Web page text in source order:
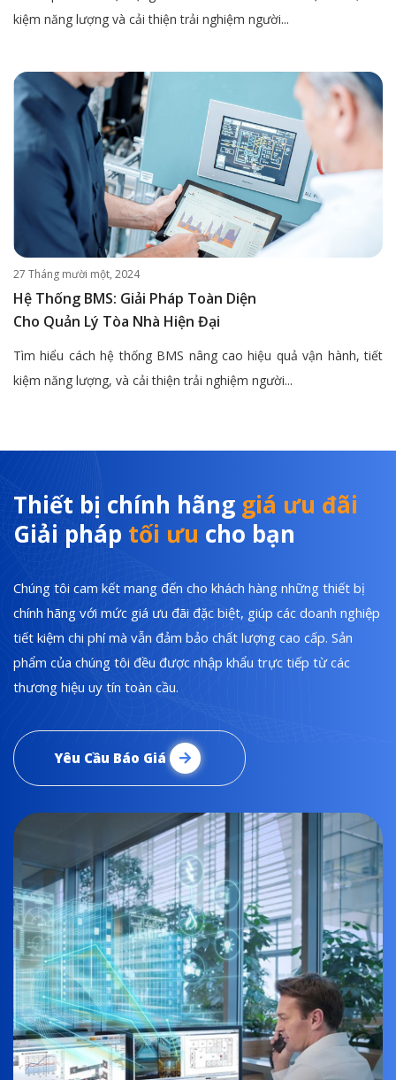
kiệm năng lượng và cải thiện trải nghiệm người...
27 Tháng mười một, 2024
Hệ Thống BMS: Giải Pháp Toàn Diện
Cho Quản Lý Tòa Nhà Hiện Đại
Tìm hiểu cách hệ thống BMS nâng cao hiệu quả vận hành, tiết
kiệm năng lượng, và cải thiện trải nghiệm người...
Thiết bị chính hãng giá ưu đãi
Giải pháp tối ưu cho bạn
Chúng tôi cam kết mang đến cho khách hàng những thiết bị
chính hãng với mức giá ưu đãi đặc biệt, giúp các doanh nghiệp
tiết kiệm chi phí mà vẫn đảm bảo chất lượng cao cấp. Sản
phẩm của chúng tôi đều được nhập khẩu trực tiếp từ các
thương hiệu uy tín toàn cầu.
Yêu Cầu Báo Giá